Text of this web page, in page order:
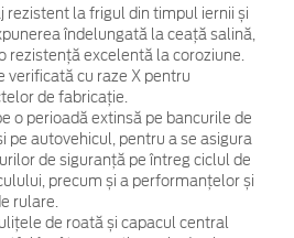
rezistent la frigul din timpul iernii și
îndelungată la ceață salină,
rezistență excelentă la coroziune.
verificată cu raze X pentru
de fabricație.
o perioadă extinsă pe bancurile de
pe autovehicul, pentru a se asigura
de siguranță pe întreg ciclul de
precum și a performanțelor și
rulare.
de roată și capacul central